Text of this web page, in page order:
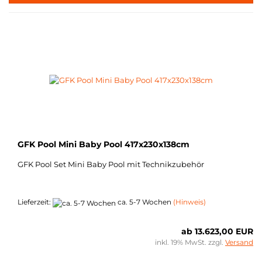
GFK Pool Mini Baby Pool 417x230x138cm
GFK Pool Set Mini Baby Pool mit Technikzubehör
Lieferzeit: ca. 5-7 Wochen (Hinweis)
ab 13.623,00 EUR
inkl. 19% MwSt. zzgl. Versand